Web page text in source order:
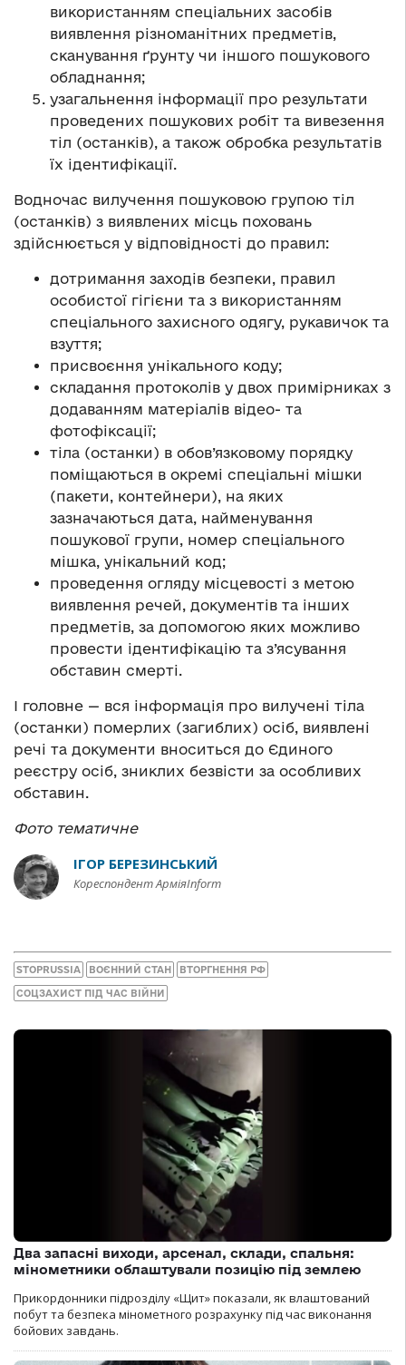
використанням спеціальних засобів
виявлення різноманітних предметів,
сканування ґрунту чи іншого пошукового
обладнання;
узагальнення інформації про результати
проведених пошукових робіт та вивезення
тіл (останків), а також обробка результатів
їх ідентифікації.
Водночас вилучення пошуковою групою тіл
(останків) з виявлених місць поховань
здійснюється у відповідності до правил:
дотримання заходів безпеки, правил
особистої гігієни та з використанням
спеціального захисного одягу, рукавичок та
взуття;
присвоєння унікального коду;
складання протоколів у двох примірниках з
додаванням матеріалів відео- та
фотофіксації;
тіла (останки) в обов’язковому порядку
поміщаються в окремі спеціальні мішки
(пакети, контейнери), на яких
зазначаються дата, найменування
пошукової групи, номер спеціального
мішка, унікальний код;
проведення огляду місцевості з метою
виявлення речей, документів та інших
предметів, за допомогою яких можливо
провести ідентифікацію та з’ясування
обставин смерті.
І головне — вся інформація про вилучені тіла
(останки) померлих (загиблих) осіб, виявлені
речі та документи вноситься до Єдиного
реєстру осіб, зниклих безвісти за особливих
обставин.
Фото тематичне
ІГОР БЕРЕЗИНСЬКИЙ
Кореспондент АрміяInform
STOPRUSSIA ВОЄННИЙ СТАН ВТОРГНЕННЯ РФ
СОЦЗАХИСТ ПІД ЧАС ВІЙНИ
Два запасні виходи, арсенал, склади, спальня:
мінометники облаштували позицію під землею
Прикордонники підрозділу «Щит» показали, як влаштований
побут та безпека мінометного розрахунку під час виконання
бойових завдань.